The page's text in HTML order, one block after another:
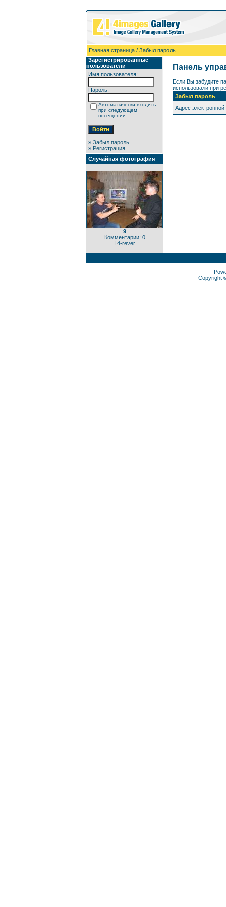
Главная страница / Забыл пароль
Зарегистрированные
пользователи
Имя пользователя:
Пароль:
Автоматически входить
при следующем
посещении
» Забыл пароль
» Регистрация
Случайная фотография
9
Комментарии: 0
I 4-rever
Панель
Если Вы забудите
использовали при
Забыл пароль
Адрес
Copyright